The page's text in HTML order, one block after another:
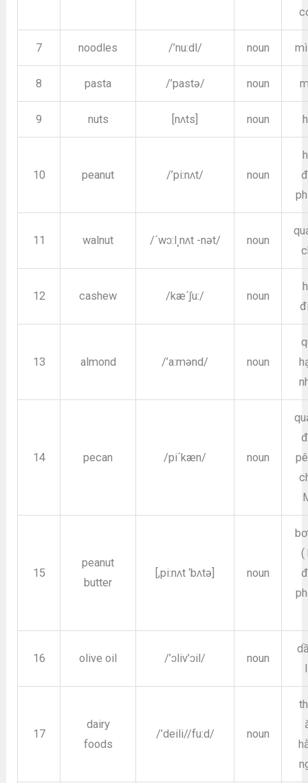
7 noodles /’nu:dl/ noun
8 pasta /’pastə/ noun
9 nuts [nʌts] noun
10 peanut /’pi:nʌt/ noun
11 walnut /´wɔ:l¸nʌt -nət/ noun
12 cashew /kæ´ʃu:/ noun
13 almond /’a:mənd/ noun
14 pecan /pi´kæn/ noun
15
peanut
butter
[,pi:nʌt ‘bʌtə] noun
(
16 olive oil /’ɔliv’ɔil/ noun
17
dairy
foods
/’deili//fu:d/ noun